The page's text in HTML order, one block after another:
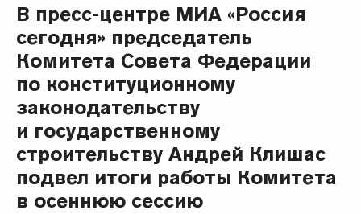
В пресс-центре МИА «Россия
сегодня» председатель
Комитета Совета Федерации
по конституционному
законодательству
и государственному
строительству Андрей Клишас
подвел итоги работы Комитета
в осеннюю сессию